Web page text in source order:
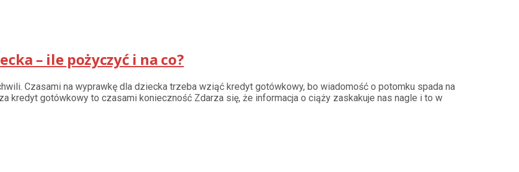
– ile pożyczyć i na co?
Czasami na wyprawkę dla dziecka trzeba wziąć kredyt gotówkowy, bo wiadomość o potomku spada na
kredyt gotówkowy to czasami konieczność Zdarza się, że informacja o ciąży zaskakuje nas nagle i to w